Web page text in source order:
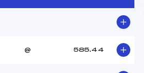
@ 585.44